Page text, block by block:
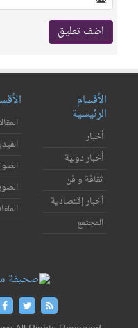
الأقسام
الرئيسية
أخبار
أخبار دولية
ثقافة و فن
أخبار إقتصادية
المجتمع